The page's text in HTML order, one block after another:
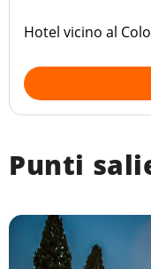
Hotel vicino al
Punti